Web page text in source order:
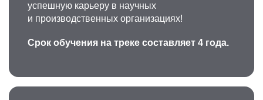
Павел Сергеевич
Могильников
материаловедения
успешную карьеру в научных
и производственных организациях!
Срок обучения на треке составляет 4 года.